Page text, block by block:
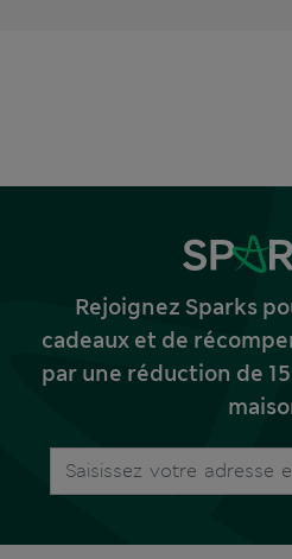
Rejoignez Sparks
cadeaux et de
par une réduction de